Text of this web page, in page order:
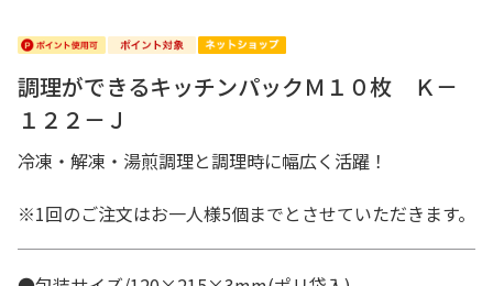
調理ができるキッチンパックＭ１０枚 Ｋ－
１２２－Ｊ
冷凍・解凍・湯煎調理と調理時に幅広く活躍！
※1回のご注文はお一人様5個までとさせていただきます。